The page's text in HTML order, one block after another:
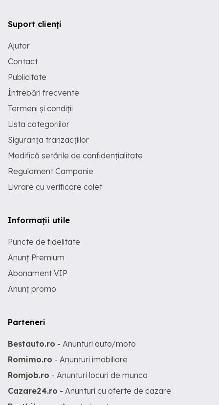
Suport clienți
Ajutor
Contact
Publicitate
Întrebări frecvente
Termeni și condiții
Lista categoriilor
Siguranța tranzacțiilor
Modifică setările de confidențialitate
Regulament Campanie
Livrare cu verificare colet
Informații utile
Puncte de fidelitate
Anunț Premium
Abonament VIP
Anunț promo
Parteneri
Bestauto.ro - Anunturi auto/moto
Romimo.ro - Anunturi imobiliare
Romjob.ro - Anunturi locuri de munca
Cazare24.ro - Anunturi cu oferte de cazare